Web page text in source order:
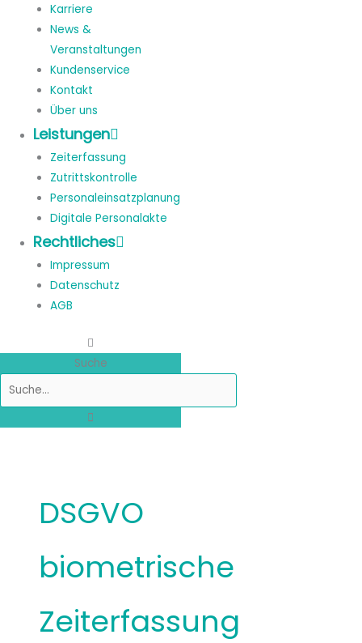
Karriere
News &
Veranstaltungen
Kundenservice
Kontakt
Über uns
Leistungen
Zeiterfassung
Zutrittskontrolle
Personaleinsatzplanung
Digitale Personalakte
Rechtliches
Impressum
Datenschutz
AGB
Suche
DSGVO
biometrische
Zeiterfassung